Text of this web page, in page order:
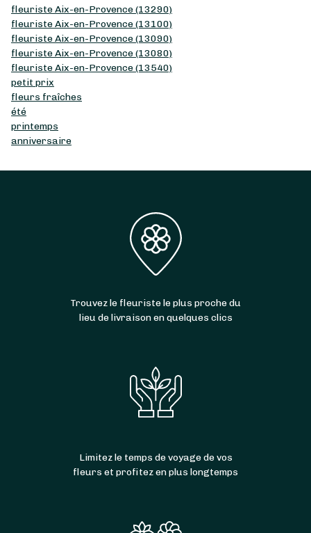
fleuriste Aix-en-Provence (13290)
fleuriste Aix-en-Provence (13100)
fleuriste Aix-en-Provence (13090)
fleuriste Aix-en-Provence (13080)
fleuriste Aix-en-Provence (13540)
petit prix
fleurs fraîches
été
printemps
anniversaire
Trouvez le fleuriste le plus proche du
lieu de livraison en quelques clics
Limitez le temps de voyage de vos
fleurs et profitez en plus longtemps